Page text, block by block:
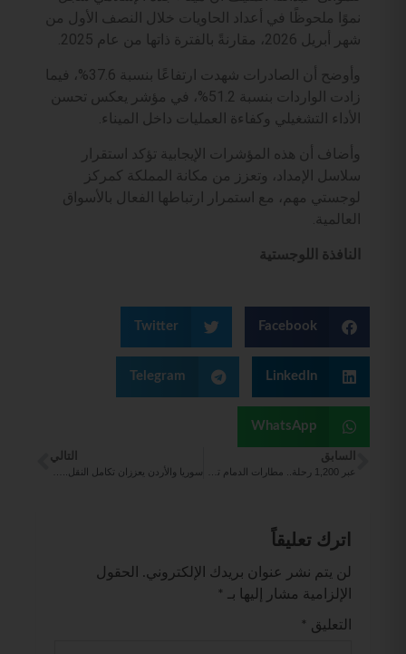
نموًا ملحوظًا في أعداد الحاويات خلال النصف الأول من
شهر أبريل 2026، مقارنةً بالفترة ذاتها من عام 2025.
وأوضح أن الصادرات شهدت ارتفاعًا بنسبة 37.6%، فيما
زادت الواردات بنسبة 51.2%، في مؤشر يعكس تحسن
الأداء التشغيلي وكفاءة العمليات داخل الميناء.
وأضاف أن هذه المؤشرات الإيجابية تؤكد استقرار
سلاسل الإمداد، وتعزز من مكانة المملكة كمركز
لوجستي مهم، مع استمرار ارتباطها الفعال بالأسواق
العالمية.
النافذة اللوجستية
Facebook
Twitter
LinkedIn
Telegram
WhatsApp
السابق التالي
اترك تعليقاً
لن يتم نشر عنوان بريدك الإلكتروني.
الحقول
الإلزامية مشار إليها بـ
*
التعليق *